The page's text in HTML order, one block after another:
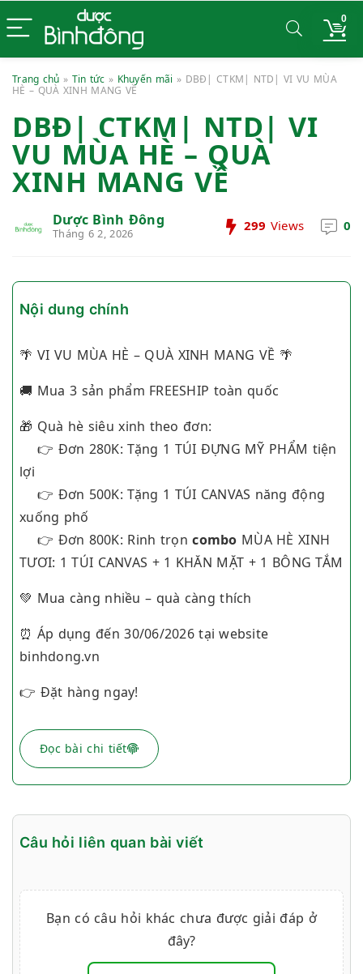
0
Trang chủ » Tin tức » Khuyến mãi » DBĐ| CTKM| NTD| VI VU MÙA
HÈ – QUÀ XINH MANG VỀ
DBĐ| CTKM| NTD| VI
VU MÙA HÈ – QUÀ
XINH MANG VỀ
Dược Bình Đông
Tháng 6 2, 2026 299 Views 0
Nội dung chính
🌴 VI VU MÙA HÈ – QUÀ XINH MANG VỀ 🌴
🚚 Mua 3 sản phẩm FREESHIP toàn quốc
🎁 Quà hè siêu xinh theo đơn:
👉 Đơn 280K: Tặng 1 TÚI ĐỰNG MỸ PHẨM tiện
lợi
👉 Đơn 500K: Tặng 1 TÚI CANVAS năng động
xuống phố
👉 Đơn 800K: Rinh trọncombo MÙA HÈ XINH
TƯƠI: 1 TÚI CANVAS + 1 KHĂN MẶT + 1 BÔNG TẮM
💚 Mua càng nhiều – quà càng thích
⏰ Áp dụng đến 30/06/2026 tại website
binhdong.vn
👉 Đặt hàng ngay!
Đọc bài chi tiết
Câu hỏi liên quan bài viết
Bạn có câu hỏi khác chưa được giải đáp ở
đây?